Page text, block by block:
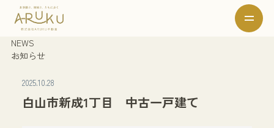
NEWS
お知らせ
2025.10.28
白山市新成1丁目 中古一戸建て